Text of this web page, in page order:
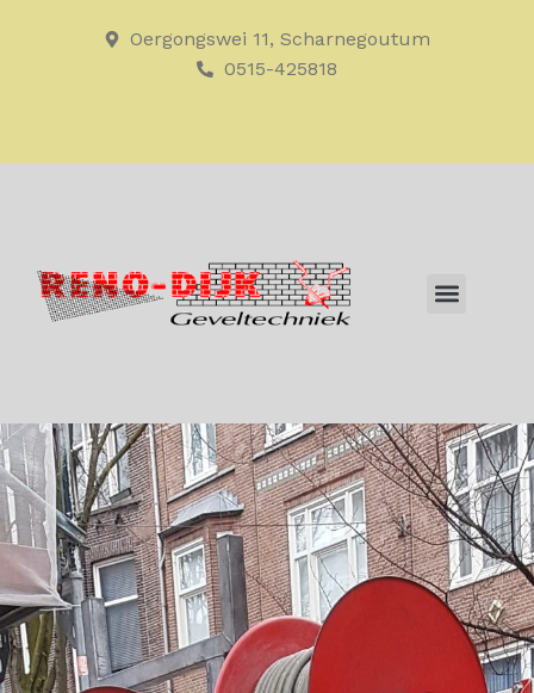
Oergongswei 11, Scharnegoutum
0515-425818